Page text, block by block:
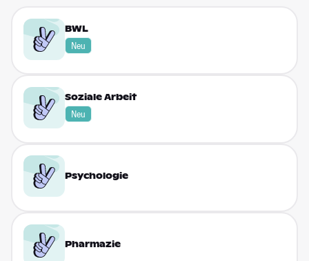
BWL
Neu
Soziale Arbeit
Neu
Psychologie
Pharma­zie